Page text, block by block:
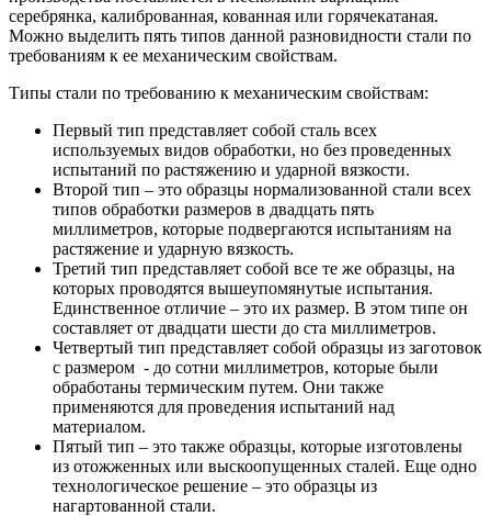
серебрянка, калиброванная, кованная или горячекатаная.
Можно выделить пять типов данной разновидности стали по
требованиям к ее механическим свойствам.
Типы стали по требованию к механическим свойствам:
Первый тип представляет собой сталь всех
используемых видов обработки, но без проведенных
испытаний по растяжению и ударной вязкости.
Второй тип – это образцы нормализованной стали всех
типов обработки размеров в двадцать пять
миллиметров, которые подвергаются испытаниям на
растяжение и ударную вязкость.
Третий тип представляет собой все те же образцы, на
которых проводятся вышеупомянутые испытания.
Единственное отличие – это их размер. В этом типе он
составляет от двадцати шести до ста миллиметров.
Четвертый тип представляет собой образцы из заготовок
с размером - до сотни миллиметров, которые были
обработаны термическим путем. Они также
применяются для проведения испытаний над
материалом.
Пятый тип – это также образцы, которые изготовлены
из отожженных или выскоопущенных сталей. Еще одно
технологическое решение – это образцы из
нагартованной стали.